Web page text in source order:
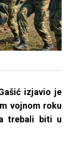
izjavio je
vojnom roku
trebali biti u